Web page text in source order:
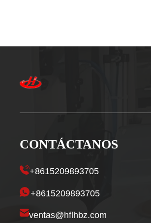
CONTÁCTANOS
+8615209893705
+8615209893705
ventas@hflhbz.com